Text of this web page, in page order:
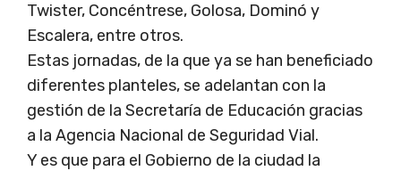
Twister, Concéntrese, Golosa, Dominó y
Escalera, entre otros.
Estas jornadas, de la que ya se han beneficiado
diferentes planteles, se adelantan con la
gestión de la Secretaría de Educación gracias
a la Agencia Nacional de Seguridad Vial.
Y es que para el Gobierno de la ciudad la